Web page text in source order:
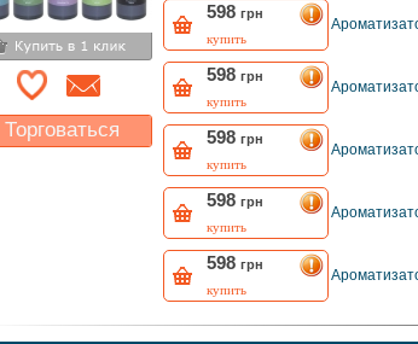
Торговаться
598 грн
купить
598 грн
купить
598 грн
купить
598 грн
купить
598 грн
купить